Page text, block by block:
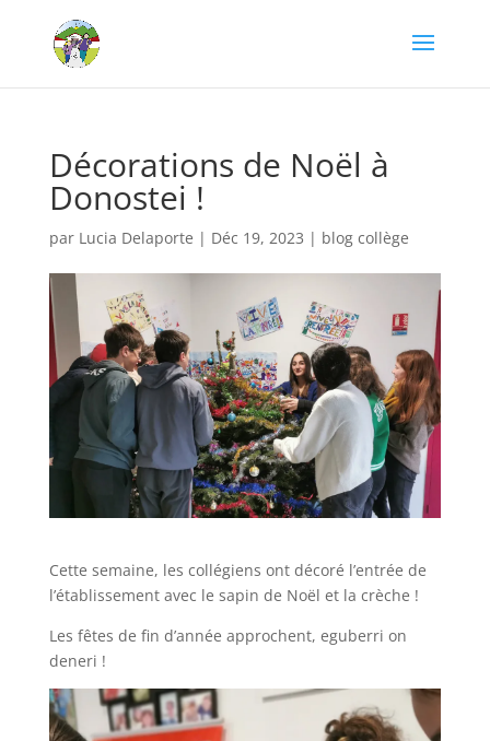
Décorations de Noël à
Donostei !
par Lucia Delaporte | Déc 19, 2023 | blog collège
Cette semaine, les collégiens ont décoré l’entrée de
l’établissement avec le sapin de Noël et la crèche !
Les fêtes de fin d’année approchent, eguberri on
deneri !